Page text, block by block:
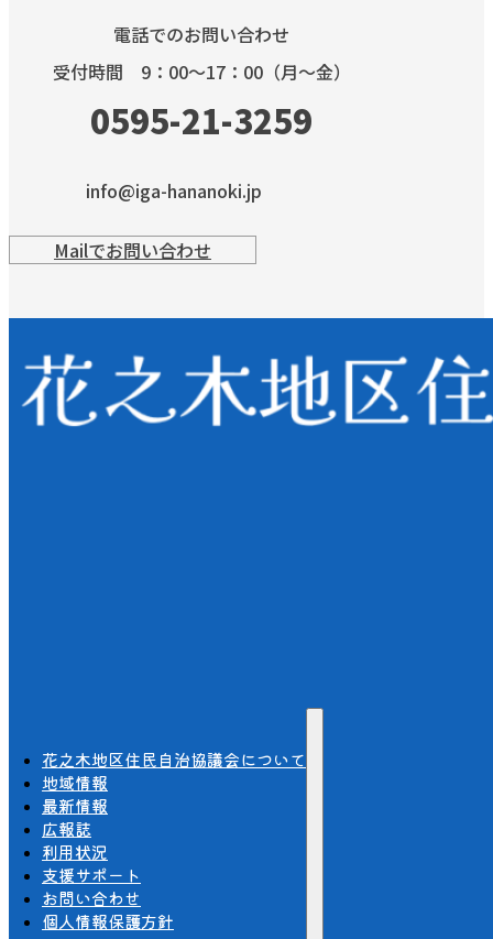
電話でのお問い合わせ
受付時間 9：00～17：00（月～金）
0595-21-3259
info@iga-hananoki.jp
Mailでお問い合わせ
花之木地区住民自治協議会について
地域情報
最新情報
広報誌
利用状況
支援サポート
お問い合わせ
個人情報保護方針